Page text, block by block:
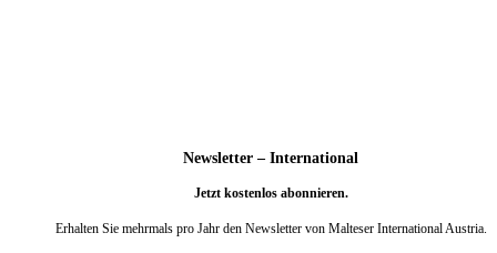
Newsletter – International
Jetzt kostenlos abonnieren.
Erhalten Sie mehrmals pro Jahr den Newsletter von Malteser International Austria.